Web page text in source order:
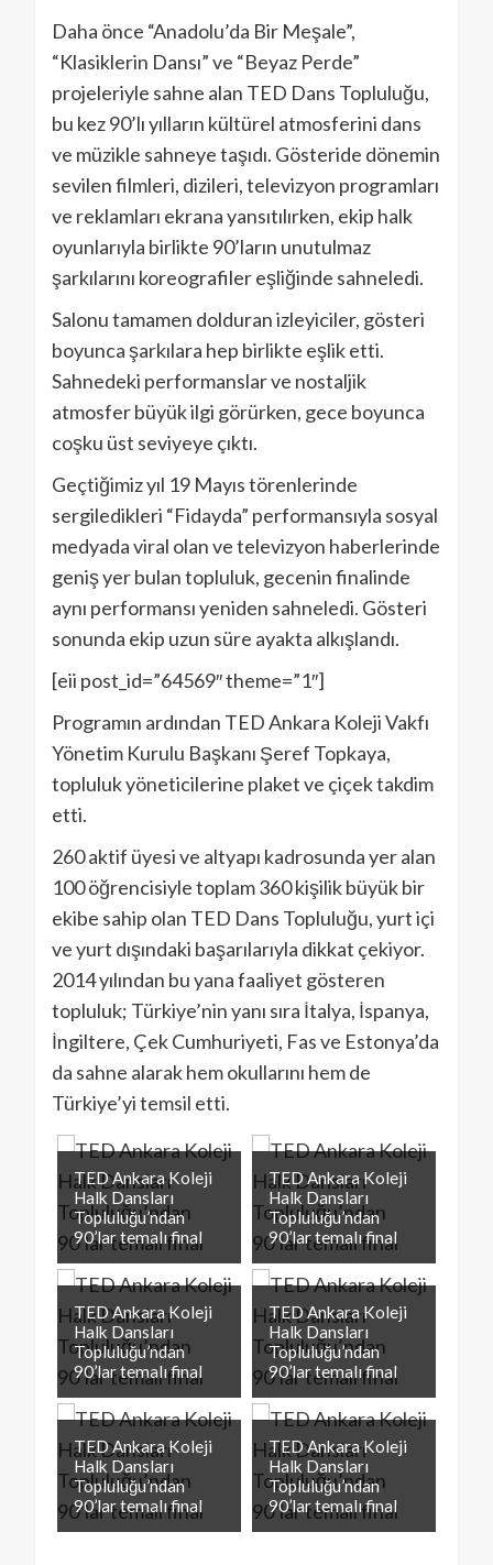
Daha önce “Anadolu’da Bir Meşale”,
“Klasiklerin Dansı” ve “Beyaz Perde”
projeleriyle sahne alan TED Dans Topluluğu,
bu kez 90’lı yılların kültürel atmosferini dans
ve müzikle sahneye taşıdı. Gösteride dönemin
sevilen filmleri, dizileri, televizyon programları
ve reklamları ekrana yansıtılırken, ekip halk
oyunlarıyla birlikte 90’ların unutulmaz
şarkılarını koreografiler eşliğinde sahneledi.
Salonu tamamen dolduran izleyiciler, gösteri
boyunca şarkılara hep birlikte eşlik etti.
Sahnedeki performanslar ve nostaljik
atmosfer büyük ilgi görürken, gece boyunca
coşku üst seviyeye çıktı.
Geçtiğimiz yıl 19 Mayıs törenlerinde
sergiledikleri “Fidayda” performansıyla sosyal
medyada viral olan ve televizyon haberlerinde
geniş yer bulan topluluk, gecenin finalinde
aynı performansı yeniden sahneledi. Gösteri
sonunda ekip uzun süre ayakta alkışlandı.
[eii post_id=”64569″ theme=”1″]
Programın ardından TED Ankara Koleji Vakfı
Yönetim Kurulu Başkanı Şeref Topkaya,
topluluk yöneticilerine plaket ve çiçek takdim
etti.
260 aktif üyesi ve altyapı kadrosunda yer alan
100 öğrencisiyle toplam 360 kişilik büyük bir
ekibe sahip olan TED Dans Topluluğu, yurt içi
ve yurt dışındaki başarılarıyla dikkat çekiyor.
2014 yılından bu yana faaliyet gösteren
topluluk; Türkiye’nin yanı sıra İtalya, İspanya,
İngiltere, Çek Cumhuriyeti, Fas ve Estonya’da
da sahne alarak hem okullarını hem de
Türkiye’yi temsil etti.
TED Ankara Koleji
Halk Dansları
Topluluğu’ndan
90’lar temalı final
TED Ankara Koleji
Halk Dansları
Topluluğu’ndan
90’lar temalı final
TED Ankara Koleji
Halk Dansları
Topluluğu’ndan
90’lar temalı final
TED Ankara Koleji
Halk Dansları
Topluluğu’ndan
90’lar temalı final
TED Ankara Koleji
Halk Dansları
Topluluğu’ndan
90’lar temalı final
TED Ankara Koleji
Halk Dansları
Topluluğu’ndan
90’lar temalı final